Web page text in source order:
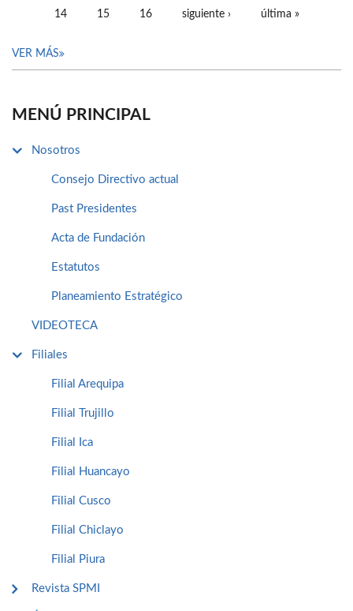
14 15 16 siguiente › última »
VER MÁS
MENÚ PRINCIPAL
Nosotros
Consejo Directivo actual
Past Presidentes
Acta de Fundación
Estatutos
Planeamiento Estratégico
VIDEOTECA
Filiales
Filial Arequipa
Filial Trujillo
Filial Ica
Filial Huancayo
Filial Cusco
Filial Chiclayo
Filial Piura
Revista SPMI